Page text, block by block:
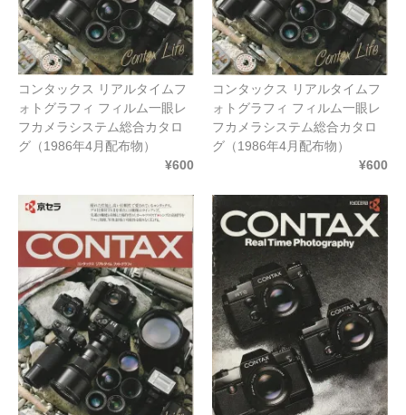
contax レンズ（フィルムカメラ）
contax アクセサリー（フィルムカメラ）
contax 価格表（フィルムカメラ）
リコー製品カタログ
ブログ（お知らせ）
写真・カメラ・フィルム・現像・実写レビュー
カメラカタログ通販からのお知らせ
このサイトについて
送料について
サイトマップ
コンタックス リアルタイムフ
ォトグラフィ フィルム一眼レ
フカメラシステム総合カタロ
グ（1986年4月配布物）
¥600
コンタックス リアルタイムフ
ォトグラフィ フィルム一眼レ
フカメラシステム総合カタロ
グ（1986年4月配布物）
¥600